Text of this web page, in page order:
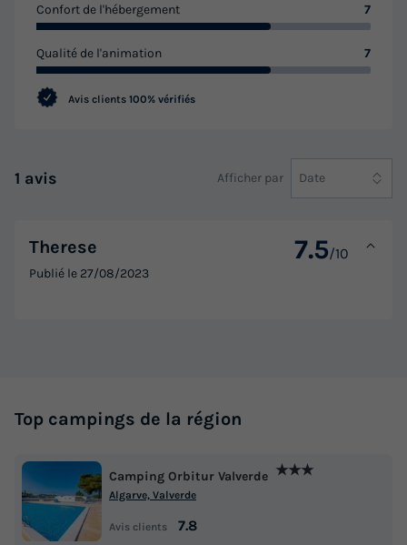
Confort de l'hébergement 7
Qualité de l'animation 7
Avis clients 100% vérifiés
1 avis Afficher par Date
Therese 7.5/10
Publié le 27/08/2023
Top campings de la région
Camping Orbitur Valverde ★★★
Algarve, Valverde
Avis clients 7.8